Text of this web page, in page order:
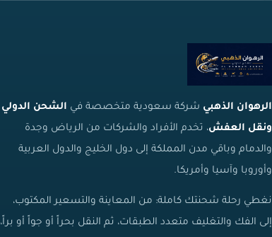
الرهوان الذهبي شركة سعودية متخصصة في الشحن الدولي
ونقل العفش، تخدم الأفراد والشركات من الرياض وجدة
والدمام وباقي مدن المملكة إلى دول الخليج والدول العربية
وأوروبا وآسيا وأمريكا.
نغطي رحلة شحنتك كاملة: من المعاينة والتسعير المكتوب،
إلى الفك والتغليف متعدد الطبقات، ثم النقل بحراً أو جواً أو براً،